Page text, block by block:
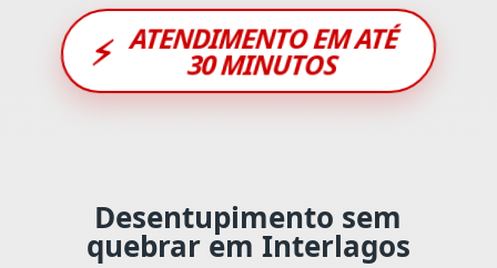
⚡ ATENDIMENTO EM ATÉ
30 MINUTOS
Desentupimento sem
quebrar em Interlagos